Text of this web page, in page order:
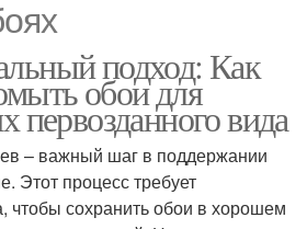
подход: Как
обои для
первозданного вида
– важный шаг в поддержании
Этот процесс требует
чтобы сохранить обои в хорошем